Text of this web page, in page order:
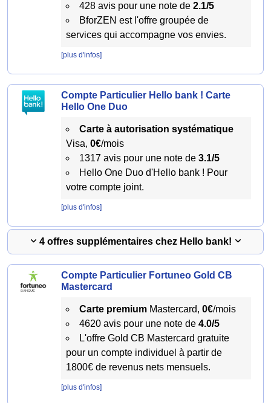
428 avis pour une note de 2.1/5
BforZEN est l'offre groupée de
services qui accompagne vos envies.
[plus d'infos]
Compte Particulier Hello bank ! Carte
Hello One Duo
Carte à autorisation systématique
Visa, 0€/mois
1317 avis pour une note de 3.1/5
Hello One Duo d'Hello bank ! Pour
votre compte joint.
[plus d'infos]
4 offres supplémentaires chez Hello bank!
Compte Particulier Fortuneo Gold CB
Mastercard
Carte premiumMastercard, 0€/mois
4620 avis pour une note de 4.0/5
L'offre Gold CB Mastercard gratuite
pour un compte individuel à partir de
1800€ de revenus nets mensuels.
[plus d'infos]